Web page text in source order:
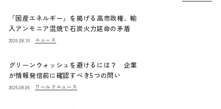
「国産エネルギー」を掲げる高市政権、輸
入アンモニア混焼で石炭火力延命の矛盾
2026.08.10 ニュース
グリーンウォッシュを避けるには？ 企業
が情報発信前に確認すべき5つの問い
2026.08.06 ワールドニュース